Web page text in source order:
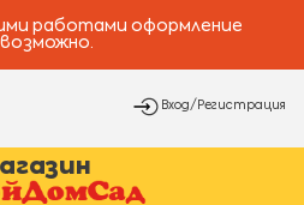
работами оформление
Вход/Регистрация